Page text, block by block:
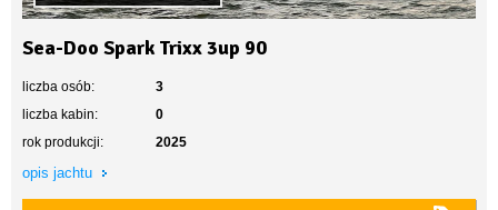
Sea-Doo Spark Trixx 3up 90
liczba osób:
3
liczba kabin:
0
rok produkcji:
2025
opis jachtu